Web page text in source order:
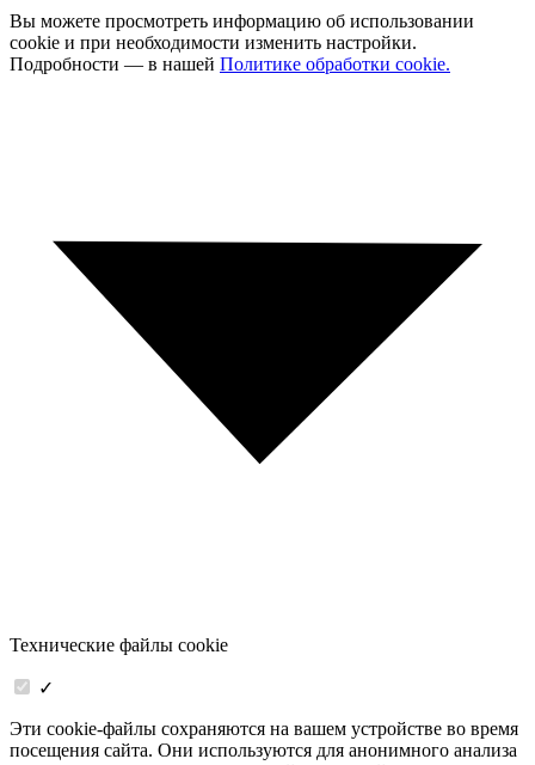
Вы можете просмотреть информацию об использовании
cookie и при необходимости изменить настройки.
Подробности — в нашей Политике обработки cookie.
Технические файлы cookie
✓
Эти cookie-файлы сохраняются на вашем устройстве во время
посещения сайта. Они используются для анонимного анализа